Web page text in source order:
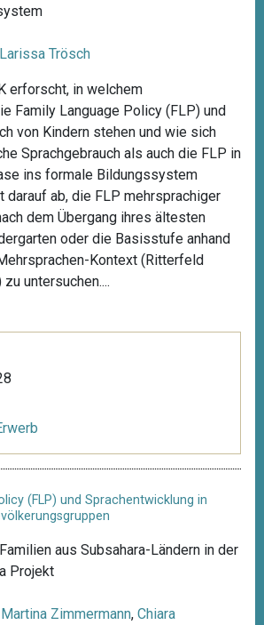
Larissa Trösch
erforscht, in welchem
Family Language Policy (FLP) und
von Kindern stehen und wie sich
Sprachgebrauch als auch die FLP in
ins formale Bildungssystem
darauf ab, die FLP mehrsprachiger
dem Übergang ihres ältesten
oder die Basisstufe anhand
Kontext (Ritterfeld
untersuchen....
(FLP) und Sprachentwicklung in
aus Subsahara-Ländern in der
Projekt
Martina Zimmermann, Chiara